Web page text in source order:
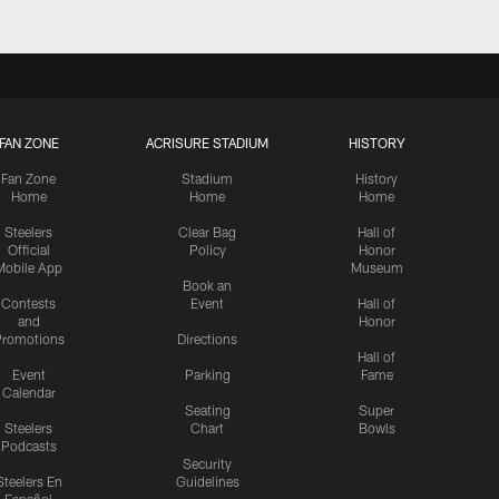
FAN ZONE
Fan Zone
Home
Steelers
Official
App
Contests
and
Event
Calendar
Steelers
Podcasts
En
ACRISURE STADIUM
Stadium
Home
Clear Bag
Policy
Book an
Event
Directions
Parking
Seating
Chart
Security
Guidelines
HISTORY
History
Home
Hall of
Honor
Museum
Hall of
Honor
Hall of
Fame
Super
Bowls